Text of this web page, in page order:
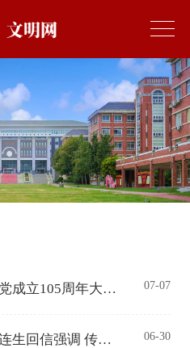
习近平：在庆祝中国共产党成立105周年大会上的讲话 07-07
习近平给新华社老党员张连生回信强调 传承红色基因 在新征程上书写优异答卷 06-30